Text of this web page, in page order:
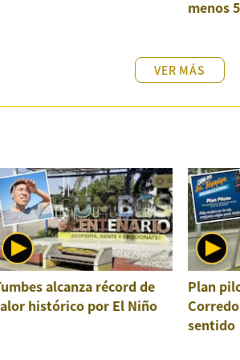
menos
VER MÁS
alcanza récord de
histórico por El Niño
Plan
sentido